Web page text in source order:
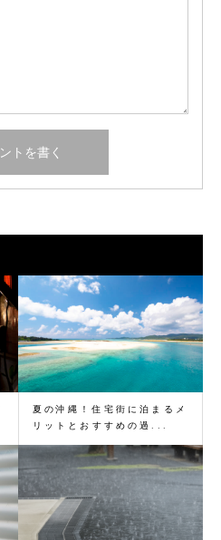
夏の沖縄！住宅街に泊まるメ
リットとおすすめの過...